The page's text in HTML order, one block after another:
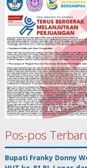
Pos-pos
Bupati Franky Donny